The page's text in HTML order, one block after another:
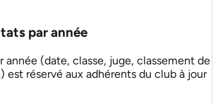
par année
année (date, classe, juge, classement de
est réservé aux adhérents du club à jour